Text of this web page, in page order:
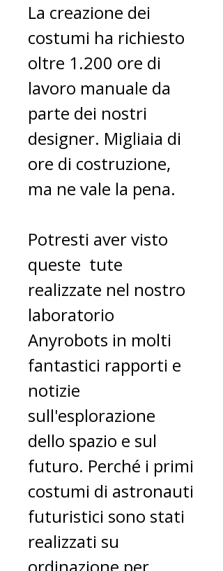
La creazione dei
costumi ha richiesto
oltre 1.200 ore di
lavoro manuale da
parte dei nostri
designer. Migliaia di
ore di costruzione,
ma ne vale la pena.
Potresti aver visto
queste tute
realizzate nel nostro
laboratorio
Anyrobots in molti
fantastici rapporti e
notizie
sull'esplorazione
dello spazio e sul
futuro. Perché i primi
costumi di astronauti
futuristici sono stati
realizzati su